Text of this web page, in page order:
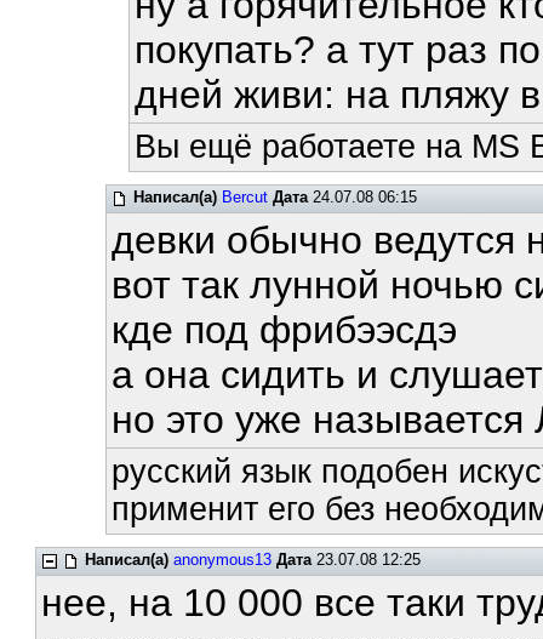
покупать? а тут раз
дней живи: на пляжу
Вы ещё работаете на MS
Написал(а) Bercut Дата24.07.08 06:15
девки обычно ведутся
вот так лунной ночью
кде под фрибээсдэ
а она сидить и
но это уже
русский язык подобен
применит его без
Написал(а) anonymous13 Дата23.07.08 12:25
нее, на 10 000 все таки